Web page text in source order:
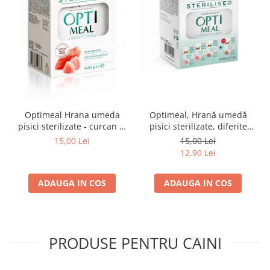
Optimeal Hrana umeda
pisici sterilizate - curcan si
pui in sos, set 3+1,
15,00 Lei
ADAUGA IN COS
Optimeal, Hrană umedă
pisici sterilizate, diferite
arome, (3+1), 0.34kg
15,00 Lei
12,90 Lei
ADAUGA IN COS
PRODUSE PENTRU CAINI